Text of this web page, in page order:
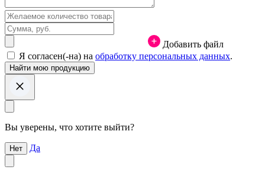
Добавить файл
Я согласен(-на) на обработку персональных данных.
Вы уверены, что хотите выйти?
Нет Да